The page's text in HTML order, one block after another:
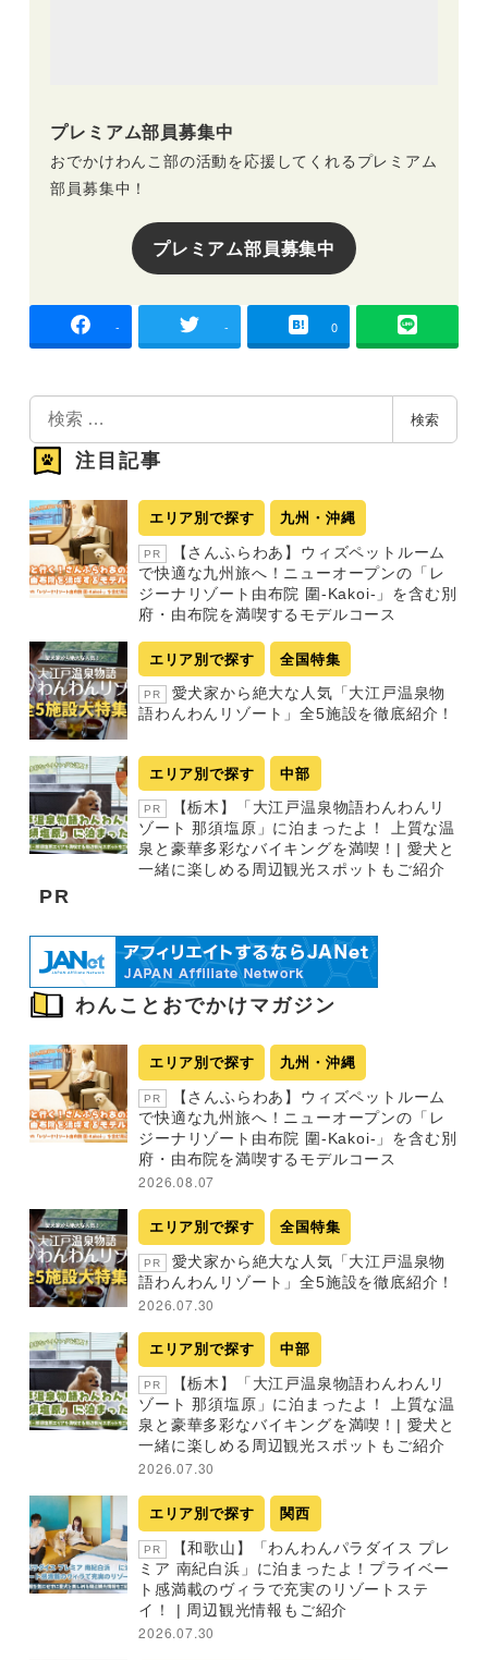
プレミアム部員募集中
おでかけわんこ部の活動を応援してくれるプレミアム
部員募集中！
プレミアム部員募集中
- - 0
索
検索
注目記事
エリア別で探す 九州・沖縄
PR
【さんふらわあ】ウィズペットルーム
で快適な九州旅へ！ニューオープンの「レ
ジーナリゾート由布院 圍-Kakoi-」を含む別
府・由布院を満喫するモデルコース
エリア別で探す 全国特集
PR
愛犬家から絶大な人気「大江戸温泉物
語わんわんリゾート」全5施設を徹底紹介！
エリア別で探す 中部
PR
【栃木】「大江戸温泉物語わんわんリ
ゾート 那須塩原」に泊まったよ！ 上質な温
泉と豪華多彩なバイキングを満喫！| 愛犬と
一緒に楽しめる周辺観光スポットもご紹介
PR
わんことおでかけマガジン
エリア別で探す 九州・沖縄
PR
【さんふらわあ】ウィズペットルーム
で快適な九州旅へ！ニューオープンの「レ
ジーナリゾート由布院 圍-Kakoi-」を含む別
府・由布院を満喫するモデルコース
2026.08.07
エリア別で探す 全国特集
PR
愛犬家から絶大な人気「大江戸温泉物
語わんわんリゾート」全5施設を徹底紹介！
2026.07.30
エリア別で探す 中部
PR
【栃木】「大江戸温泉物語わんわんリ
ゾート 那須塩原」に泊まったよ！ 上質な温
泉と豪華多彩なバイキングを満喫！| 愛犬と
一緒に楽しめる周辺観光スポットもご紹介
2026.07.30
エリア別で探す 関西
PR
【和歌山】「わんわんパラダイス プレ
ミア 南紀白浜」に泊まったよ！プライベー
ト感満載のヴィラで充実のリゾートステ
イ！ | 周辺観光情報もご紹介
2026.07.30